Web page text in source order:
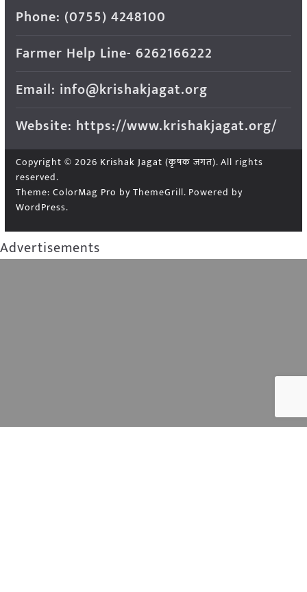
Phone: (0755) 4248100
Farmer Help Line- 6262166222
Email: info@krishakjagat.org
Website: https://www.krishakjagat.org/
Copyright © 2026 Krishak Jagat (कृषक जगत). All rights
reserved.
Theme: ColorMag Pro by ThemeGrill. Powered by
WordPress.
Advertisements